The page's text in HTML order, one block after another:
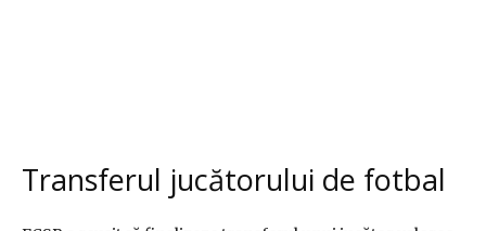
Transferul jucătorului de fotbal